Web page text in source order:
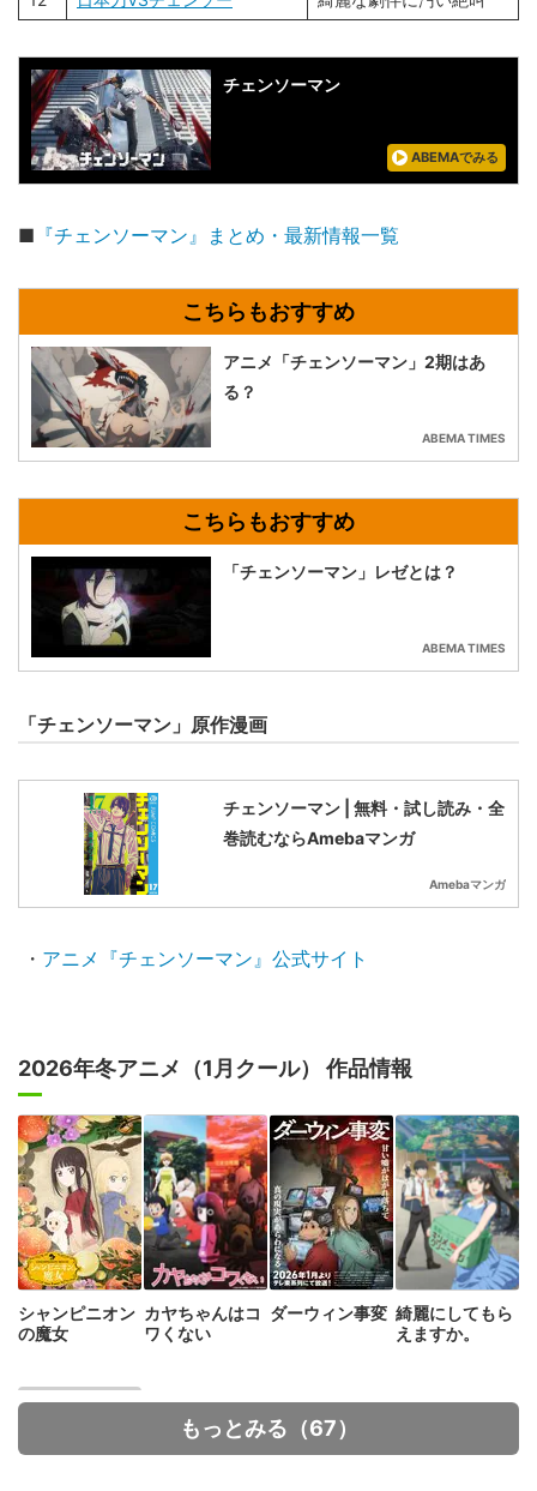
チェンソーマン
ABEMAでみる
■ 『チェンソーマン』まとめ・最新情報一覧
アニメ「チェンソーマン」2期はあ
る？
ABEMA TIMES
「チェンソーマン」レゼとは？
ABEMA TIMES
「チェンソーマン」原作漫画
チェンソーマン | 無料・試し読み・全
巻読むならAmebaマンガ
Amebaマンガ
・ アニメ『チェンソーマン』公式サイト
2026年冬アニメ（1月クール） 作品情報
シャンピニオン
の魔女
カヤちゃんはコ
ワくない
ダーウィン事変 綺麗にしてもら
えますか。
もっとみる（67）